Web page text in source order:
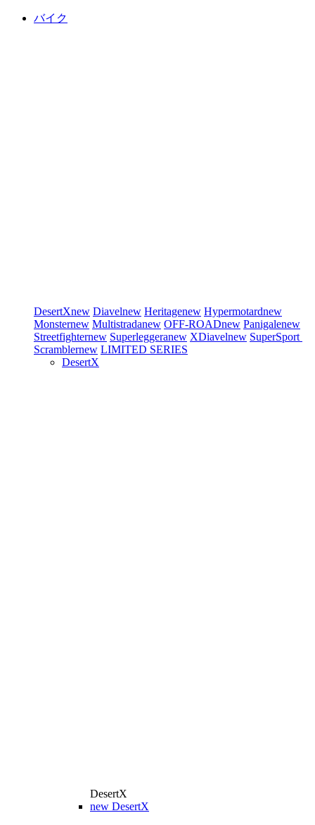
バイク
DesertXnew Diavelnew Heritagenew Hypermotardnew
Monsternew Multistradanew OFF-ROADnew Panigalenew
Streetfighternew Superleggeranew XDiavelnew SuperSport
Scramblernew LIMITED SERIES
DesertX
DesertX
new DesertX